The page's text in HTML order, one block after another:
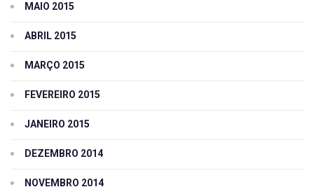
MAIO 2015
ABRIL 2015
MARÇO 2015
FEVEREIRO 2015
JANEIRO 2015
DEZEMBRO 2014
NOVEMBRO 2014